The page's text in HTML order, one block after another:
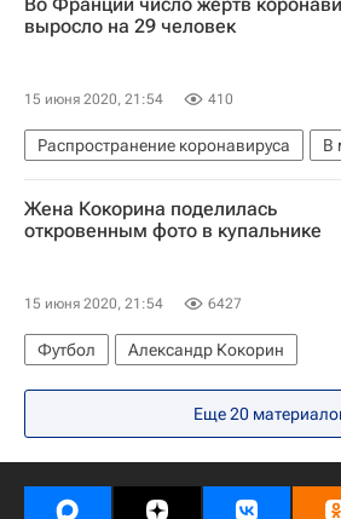
Министерство внутренних дел РФ
выросло на 29 человек
15 июня 2020, 21:54 410
Распространение коронавируса
В
Франция
Коронавирус COVID-19
Жена Кокорина поделилась
откровенным фото в купальнике
15 июня 2020, 21:54 6427
Футбол
Александр Кокорин
Вокруг спорта
РПЛ 2026-2027 (Чемпионат России по
Сочи
Зенит
Еще 20